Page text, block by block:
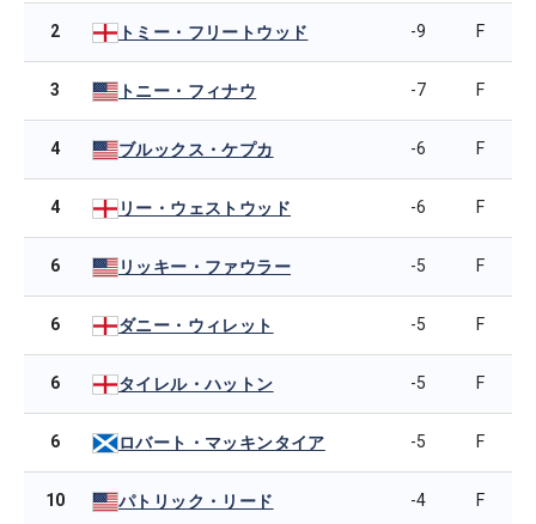
2 トミー・フリートウッド -9 F
3 トニー・フィナウ -7 F
4 ブルックス・ケプカ -6 F
4 リー・ウェストウッド -6 F
6 リッキー・ファウラー -5 F
6 ダニー・ウィレット -5 F
6 タイレル・ハットン -5 F
6 ロバート・マッキンタイア -5 F
10 パトリック・リード -4 F